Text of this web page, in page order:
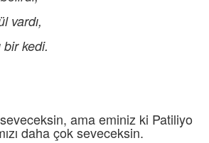
vardı,
bir kedi.
ama eminiz ki Patiliyo
daha çok seveceksin.